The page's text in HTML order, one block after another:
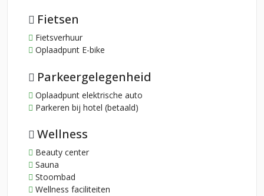
Fietsen
Fietsverhuur
Oplaadpunt E-bike
Parkeergelegenheid
Oplaadpunt elektrische auto
Parkeren bij hotel (betaald)
Wellness
Beauty center
Sauna
Stoombad
Wellness faciliteiten